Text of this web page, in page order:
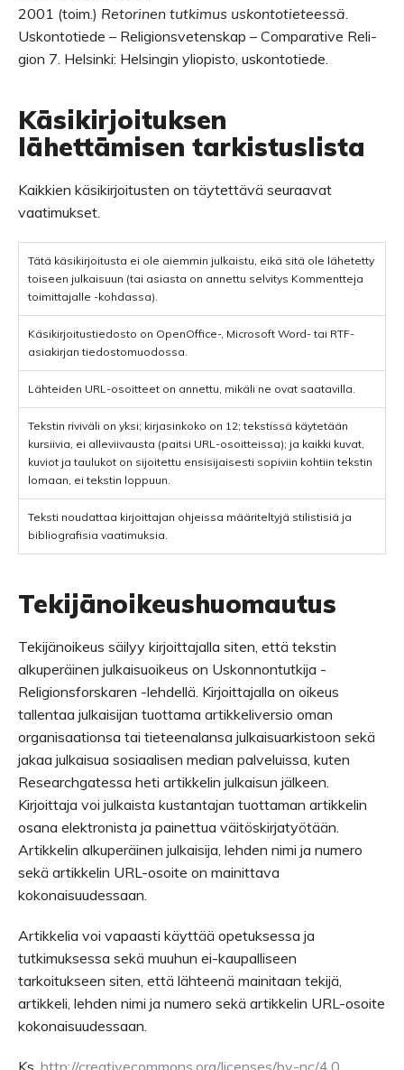
2001 (toim.) Reto­ri­nen tut­ki­mus uskon­to­tie­teessä.
Uskon­to­tiede – Reli­gions­ve­tens­kap – Com­pa­ra­tive Reli­
gion 7. Hel­sinki: Hel­sin­gin yli­opisto, uskontotiede.
Käsikirjoituksen
lähettämisen tarkistuslista
Kaikkien käsikirjoitusten on täytettävä seuraavat
vaatimukset.
Tätä käsikirjoitusta ei ole aiemmin julkaistu, eikä sitä ole lähetetty
toiseen julkaisuun (tai asiasta on annettu selvitys Kommentteja
toimittajalle -kohdassa).
Käsikirjoitustiedosto on OpenOffice-, Microsoft Word- tai RTF-
asiakirjan tiedostomuodossa.
Lähteiden URL-osoitteet on annettu, mikäli ne ovat saatavilla.
Tekstin riviväli on yksi; kirjasinkoko on 12; tekstissä käytetään
kursiivia, ei alleviivausta (paitsi URL-osoitteissa); ja kaikki kuvat,
kuviot ja taulukot on sijoitettu ensisijaisesti sopiviin kohtiin tekstin
lomaan, ei tekstin loppuun.
Teksti noudattaa kirjoittajan ohjeissa määriteltyjä stilistisiä ja
bibliografisia vaatimuksia.
Tekijänoikeushuomautus
Tekijän­oikeus säilyy kirjoittajalla siten, että tekstin
alkuperäinen julkaisuoikeus on Uskonnontutkija -
Religionsforskaren -lehdellä. Kirjoittajalla on oikeus
tallentaa julkaisijan tuottama artikkeliversio oman
organisaationsa tai tieteenalansa julkaisuarkistoon sekä
jakaa julkaisua sosiaalisen median palveluissa, kuten
Researchgatessa heti artikkelin julkaisun jälkeen.
Kirjoittaja voi julkaista kustantajan tuottaman artikkelin
osana elektronista ja painettua väitöskirjatyötään.
Artikkelin alkuperäinen julkaisija, lehden nimi ja numero
sekä artikkelin URL-osoite on mainittava
kokonaisuudessaan.
Artikkelia voi vapaasti käyttää opetuksessa ja
tutkimuksessa sekä muuhun ei-kaupalliseen
tarkoitukseen siten, että lähteenä mainitaan tekijä,
artikkeli, lehden nimi ja numero sekä artikkelin URL-osoite
kokonaisuu­dessaan.
Ks. http://creativecommons.org/licenses/by-nc/4.0